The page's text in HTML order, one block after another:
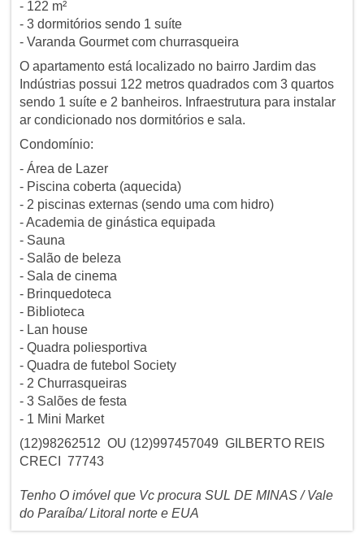
- 122 m²
- 3 dormitórios sendo 1 suíte
- Varanda Gourmet com churrasqueira
O apartamento está localizado no bairro Jardim das
Indústrias possui 122 metros quadrados com 3 quartos
sendo 1 suíte e 2 banheiros. Infraestrutura para instalar
ar condicionado nos dormitórios e sala.
Condomínio:
- Área de Lazer
- Piscina coberta (aquecida)
- 2 piscinas externas (sendo uma com hidro)
- Academia de ginástica equipada
- Sauna
- Salão de beleza
- Sala de cinema
- Brinquedoteca
- Biblioteca
- Lan house
- Quadra poliesportiva
- Quadra de futebol Society
- 2 Churrasqueiras
- 3 Salões de festa
- 1 Mini Market
(12)98262512 OU (12)997457049 GILBERTO REIS
CRECI 77743
Tenho O imóvel que Vc procura SUL DE MINAS / Vale
do Paraíba/ Litoral norte e EUA